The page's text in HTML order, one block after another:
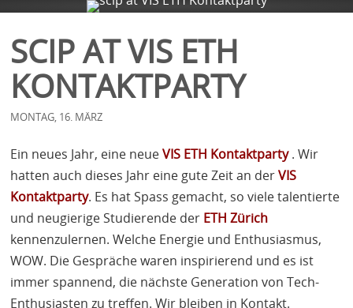
SCIP AT VIS ETH
KONTAKTPARTY
MONTAG, 16. MÄRZ
Ein neues Jahr, eine neueVIS ETH Kontaktparty. Wir
hatten auch dieses Jahr eine gute Zeit an derVIS
Kontaktparty. Es hat Spass gemacht, so viele talentierte
und neugierige Studierende der ETH Zürich
kennenzulernen. Welche Energie und Enthusiasmus,
WOW. Die Gespräche waren inspirierend und es ist
immer spannend, die nächste Generation von Tech-
Enthusiasten zu treffen. Wir bleiben in Kontakt.